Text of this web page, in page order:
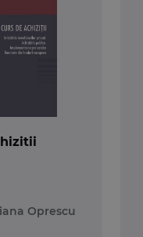
Oprescu